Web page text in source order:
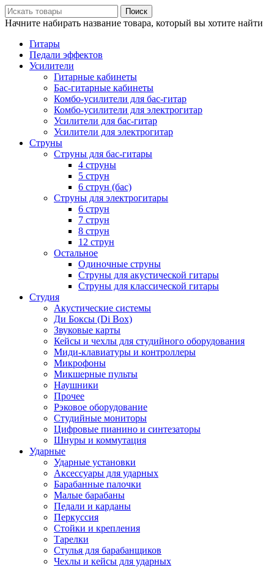
Поиск
Начните набирать название товара, который вы хотите найти
Гитары
Педали эффектов
Усилители
Гитарные кабинеты
Бас-гитарные кабинеты
Комбо-усилители для бас-гитар
Комбо-усилители для электрогитар
Усилители для бас-гитар
Усилители для электрогитар
Струны
Струны для бас-гитары
4 струны
5 струн
6 струн (бас)
Струны для электрогитары
6 струн
7 струн
8 струн
12 струн
Остальное
Одиночные струны
Струны для акустической гитары
Струны для классической гитары
Студия
Акустические системы
Ди Боксы (Di Box)
Звуковые карты
Кейсы и чехлы для студийного оборудования
Миди-клавиатуры и контроллеры
Микрофоны
Микшерные пульты
Наушники
Прочее
Рэковое оборудование
Студийные мониторы
Цифровые пианино и синтезаторы
Шнуры и коммутация
Ударные
Ударные установки
Аксессуары для ударных
Барабанные палочки
Малые барабаны
Педали и карданы
Перкуссия
Стойки и крепления
Тарелки
Стулья для барабанщиков
Чехлы и кейсы для ударных